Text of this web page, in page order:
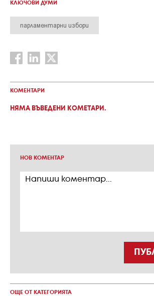
КЛЮЧОВИ ДУМИ
парламентарни избори
КОМЕНТАРИ
НЯМА ВЪВЕДЕНИ КОМЕТАРИ.
НОВ КОМЕНТАР
ОЩЕ ОТ КАТЕГОРИЯТА